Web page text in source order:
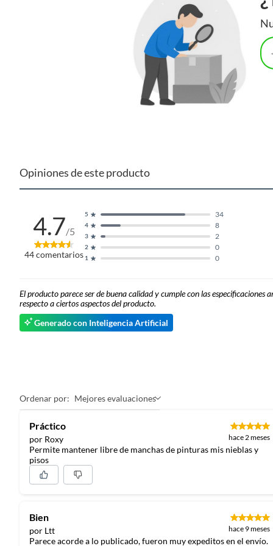
Opiniones de este producto
4.7/5
44comentarios 1 0
2 0
3 2
4 8
5 34
El producto parece ser de buena calidad y cumple con las
respecto a ciertos aspectos del producto.
Generado con Inteligencia Artificial
Ordenar por: Mejores evaluaciones
Práctico
por Roxy hace 2 meses
Permite mantener libre de manchas de pinturas mis nieblas y
pisos
Bien
por Ltt hace 9 meses
Parece acorde a lo publicado, fueron muy expeditos en el envío.